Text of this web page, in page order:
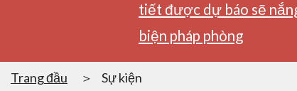
tiết được dự báo sẽ
biện pháp phòng
Trang đầu Sự kiện